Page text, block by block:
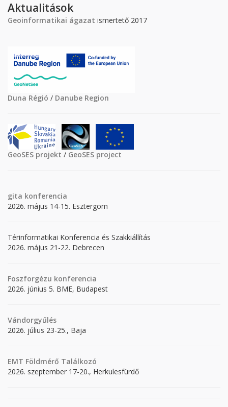
Aktualitások
Geoinformatikai ágazat ismertető 2017
Duna Régió / Danube Region
GeoSES projekt / GeoSES project
gita konferencia
2026. május 14-15. Esztergom
Térinformatikai Konferencia és Szakkiállítás
2026. május 21-22. Debrecen
Foszforgézu konferencia
2026. június 5. BME, Budapest
Vándorgyűlés
2026. július 23-25., Baja
EMT Földmérő Találkozó
2026. szeptember 17-20., Herkulesfürdő